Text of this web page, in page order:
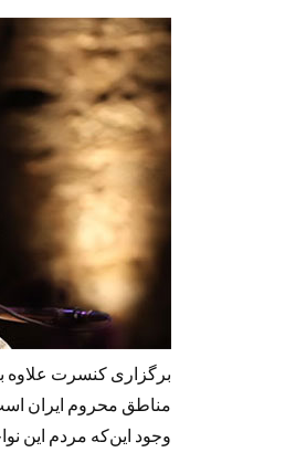
برگزاری کنسرت علاوه
مناطق محروم ایران
وجود این‌که مردم این